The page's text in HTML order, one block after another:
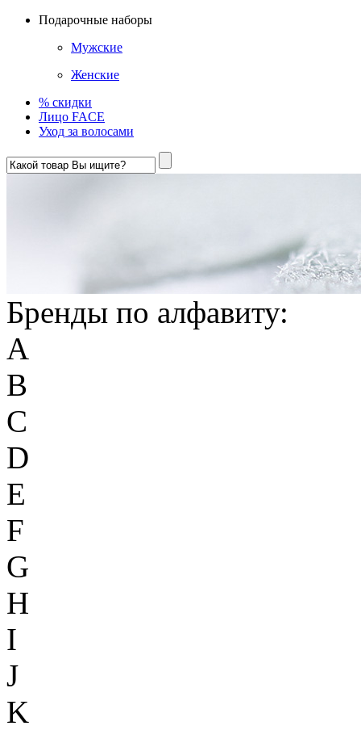
Подарочные наборы
Мужские
Женские
% скидки
Лицо FACE
Уход за волосами
Бренды по алфавиту:
A
B
C
D
E
F
G
H
I
J
K